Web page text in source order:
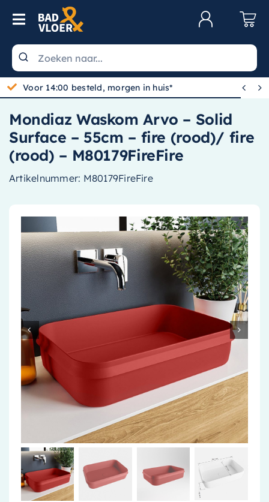
Skip to content
Toggle Navigation
Wastafels
Toiletten
Spiegels
Kranen
Douche
Baden
Radiatoren
Accessoires
Installatiemateriaal
Klimaatbeheersing
PVC
Tegels
Voor 14:00 besteld, morgen in huis*  
Mondiaz Waskom Arvo – Solid
Surface – 55cm – fire (rood)/ fire
(rood) – M80179FireFire
Artikelnummer: M80179FireFire